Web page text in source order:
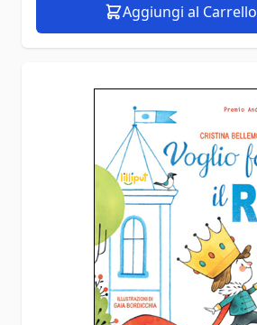
Aggiungi al Carrello